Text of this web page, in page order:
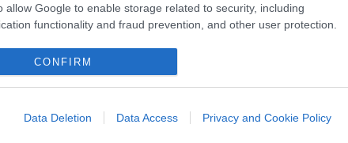
allow Google to enable storage related to security, including
functionality and fraud prevention, and other user protection.
CONFIRM
Data Deletion Data Access Privacy and Cookie Policy